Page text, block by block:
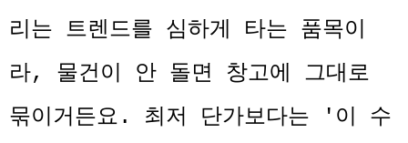
리는 트렌드를 심하게 타는 품목이
라, 물건이 안 돌면 창고에 그대로
묶이거든요. 최저 단가보다는 '이 수